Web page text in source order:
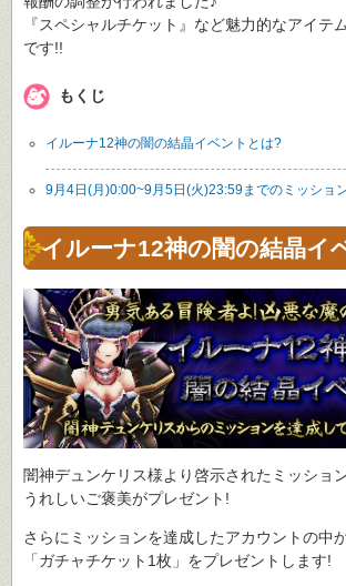
『スペシャルチケット』など魅力的なアイテ
です!!
もくじ
イルーナ12神の闇の結晶イベントとは?
9月4日(月)0:00~9月5日(火)23:59までのミッショ
イルーナ12神の闇の結晶イ
闇神デュンケリス様より啓示されたミッショ
うれしいご褒美がプレゼント!
さらにミッションを達成したアカウントの中
「ガチャチケット1枚」をプレゼントします!